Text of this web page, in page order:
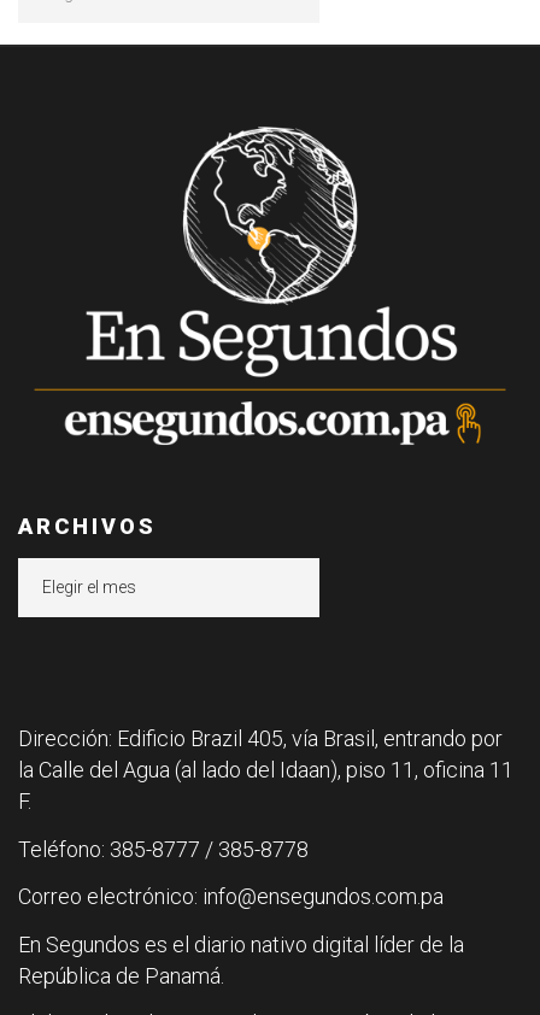
ARCHIVOS
Dirección: Edificio Brazil 405, vía Brasil, entrando por
la Calle del Agua (al lado del Idaan), piso 11, oficina 11
F.
Teléfono: 385-8777 / 385-8778
Correo electrónico: info@ensegundos.com.pa
En Segundos es el diario nativo digital líder de la
República de Panamá.